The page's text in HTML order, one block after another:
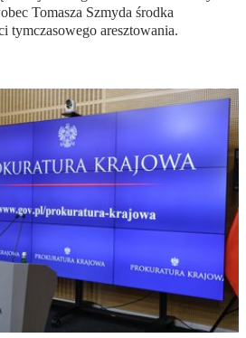
Tomasza Szmyda środka
tymczasowego aresztowania.